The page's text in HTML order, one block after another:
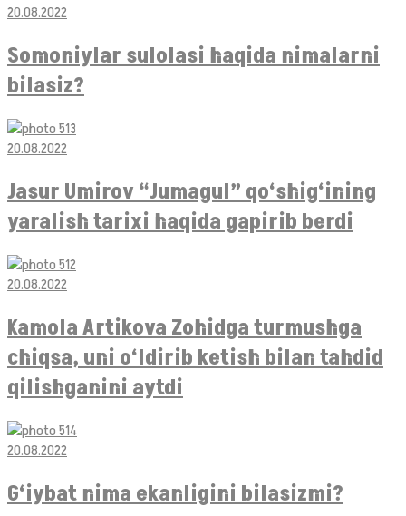
20.08.2022
Somoniylar sulolasi haqida nimalarni
bilasiz?
20.08.2022
Jasur Umirov “Jumagul” qo‘shig‘ining
yaralish tarixi haqida gapirib berdi
20.08.2022
Kamola Artikova Zohidga turmushga
chiqsa, uni o‘ldirib ketish bilan tahdid
qilishganini aytdi
20.08.2022
G‘iybat nima ekanligini bilasizmi?